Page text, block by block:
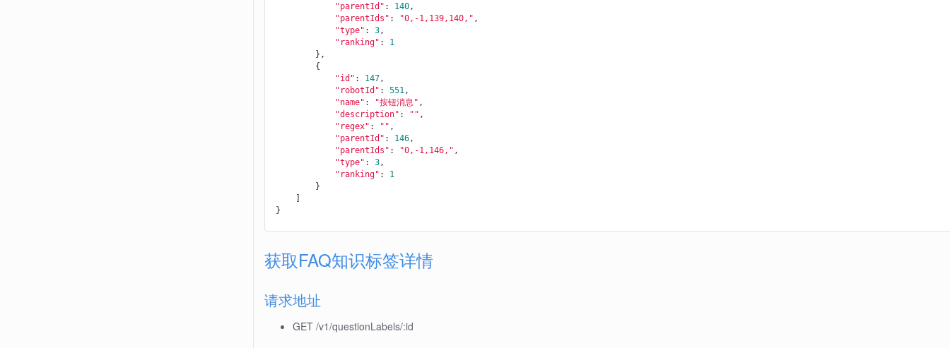
"parentId" : 140 ,
"parentIds" : "0,-1,139,140," ,
"type" : 3 ,
"ranking" : 1
"id" : 147 ,
"robotId" : 551 ,
"name" : "按钮消息" ,
"description" : "" ,
"regex" : "" ,
"parentId" : 146 ,
"parentIds" : "0,-1,146," ,
"type" : 3 ,
"ranking" : 1
获取FAQ知识标签详情
请求地址
GET /v1/questionLabels/:id